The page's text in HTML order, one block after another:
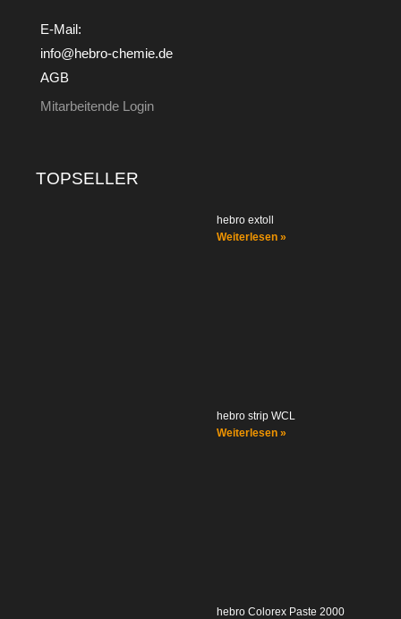
E-Mail:
info@hebro-chemie.de
AGB
Mitarbeitende Login
TOPSELLER
hebro extoll
Weiterlesen »
hebro strip WCL
Weiterlesen »
hebro Colorex Paste 2000